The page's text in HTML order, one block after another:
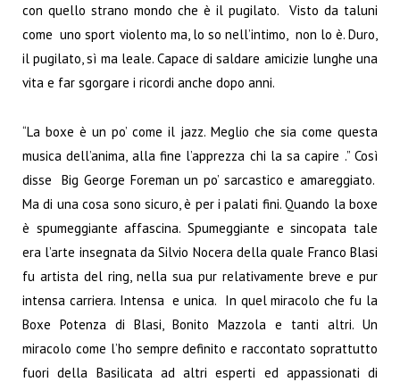
con quello strano mondo che è il pugilato. Visto da taluni
come uno sport violento ma, lo so nell’intimo, non lo è. Duro,
il pugilato, sì ma leale. Capace di saldare amicizie lunghe una
vita e far sgorgare i ricordi anche dopo anni.
“La boxe è un po’ come il jazz. Meglio che sia come questa
musica dell’anima, alla fine l’apprezza chi la sa capire .” Così
disse Big George Foreman un po’ sarcastico e amareggiato.
Ma di una cosa sono sicuro, è per i palati fini. Quando la boxe
è spumeggiante affascina. Spumeggiante e sincopata tale
era l’arte insegnata da Silvio Nocera della quale Franco Blasi
fu artista del ring, nella sua pur relativamente breve e pur
intensa carriera. Intensa e unica. In quel miracolo che fu la
Boxe Potenza di Blasi, Bonito Mazzola e tanti altri. Un
miracolo come l’ho sempre definito e raccontato soprattutto
fuori della Basilicata ad altri esperti ed appassionati di